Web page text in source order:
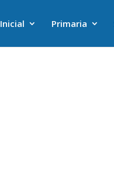
Inicial Primaria